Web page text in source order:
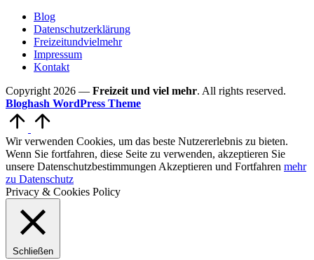
Blog
Datenschutzerklärung
Freizeitundvielmehr
Impressum
Kontakt
Copyright 2026 — Freizeit und viel mehr. All rights reserved.
Bloghash WordPress Theme
Top
Wir verwenden Cookies, um das beste Nutzererlebnis zu bieten.
Wenn Sie fortfahren, diese Seite zu verwenden, akzeptieren Sie
unsere Datenschutzbestimmungen Akzeptieren und Fortfahren mehr
zu Datenschutz
Privacy & Cookies Policy
Schließen